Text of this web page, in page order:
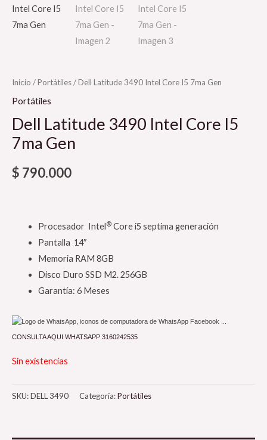
Inicio /Portátiles/ Dell Latitude 3490 Intel Core I5 7ma Gen
Portátiles
Dell Latitude 3490 Intel Core I5
7ma Gen
$ 790.000
Procesador Intel® Core i5 septima generación
Pantalla 14″
Memoria RAM 8GB
Disco Duro SSD M2. 256GB
Garantía: 6 Meses
CONSULTA AQUI WHATSAPP 3160242535
Sin existencias
SKU:DELL 3490 Categoría:Portátiles